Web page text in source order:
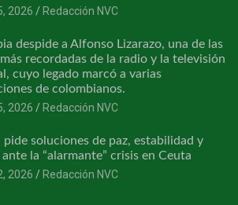
2026
Redacción NVC
despide a Alfonso Lizarazo, una de las
recordadas de la radio y la televisión
cuyo legado marcó a varias
de colombianos.
2026
Redacción NVC
pide soluciones de paz, estabilidad y
la “alarmante” crisis en Ceuta
2026
Redacción NVC